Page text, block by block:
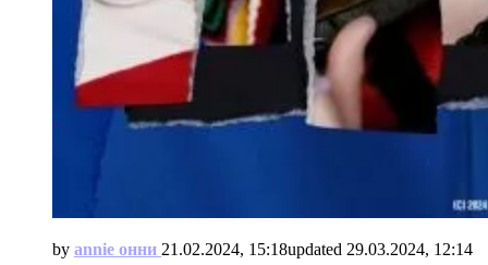
by annie онни 21.02.2024, 15:18updated 29.03.2024, 12:14